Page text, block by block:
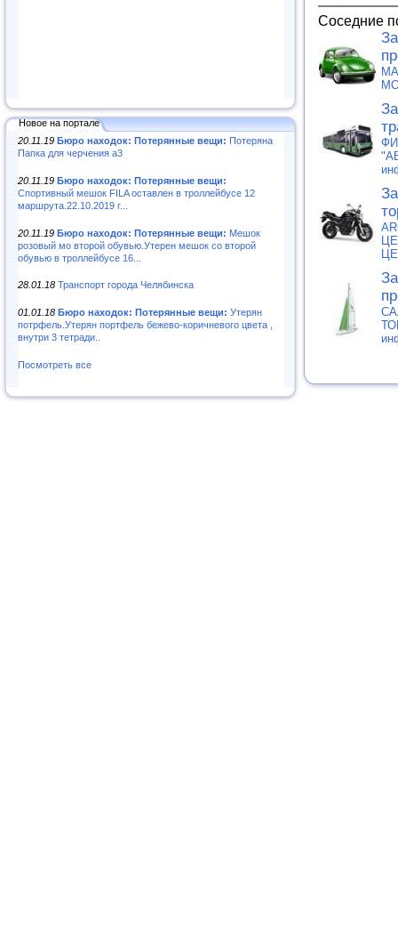
Новое на портале
20.11.19 Бюро находок: Потерянные вещи: Потеряна
Папка для черчения а3
20.11.19 Бюро находок: Потерянные вещи:
Спортивный мешок FILA оставлен в троллейбусе 12
маршрута.22.10.2019 г...
20.11.19 Бюро находок: Потерянные вещи: Мешок
розовый мо второй обувью.Утерен мешок со второй
обувью в троллейбусе 16...
28.01.18 Транспорт города Челябинска
01.01.18 Бюро находок: Потерянные вещи: Утерян
потрфель.Утерян портфель бежево-коричневого цвета ,
внутри 3 тетради..
Посмотреть все
Соседние